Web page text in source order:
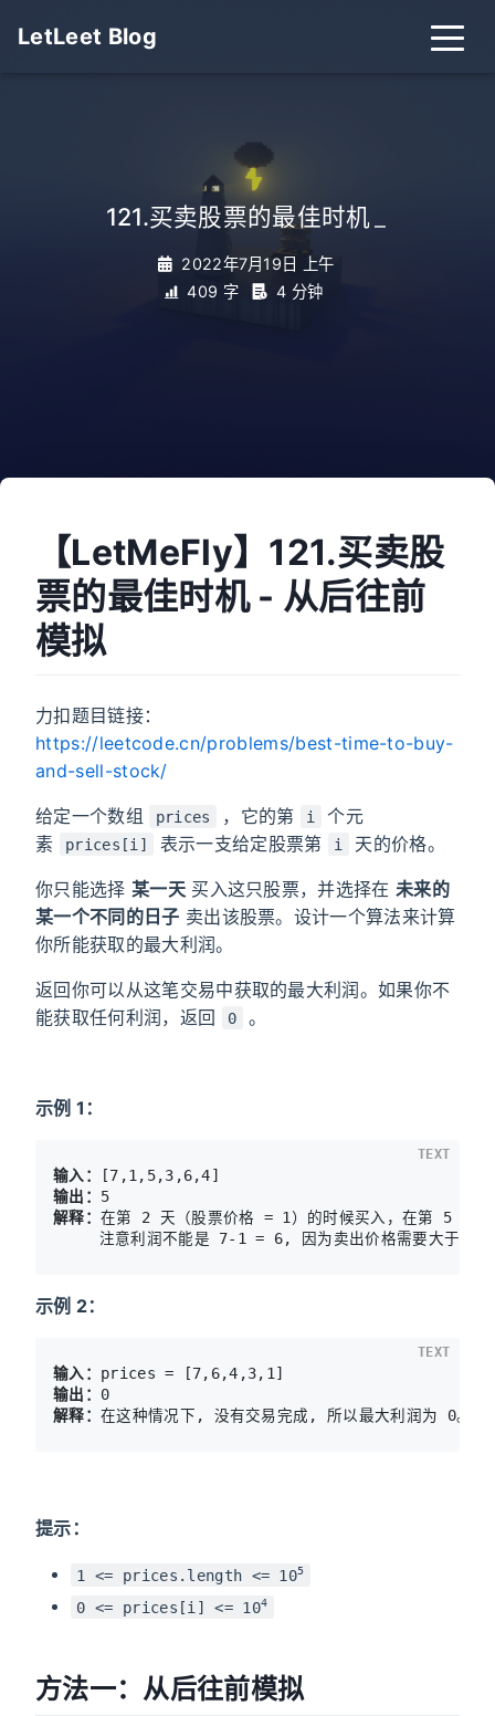
LetLeet Blog
121.买卖股票的最佳时机
2022年7月19日 上午
409 字
4 分钟
【LetMeFly】121.买卖股
票的最佳时机 - 从后往前
模拟
力扣题目链接：
https://leetcode.cn/problems/best-time-to-buy-
and-sell-stock/
给定一个数组 prices ，它的第 i
个元
素
prices[i] 表示一支给定股票第 i 天的价格。
你只能选择 某一天买入这只股票，并选择在 未来的
某一个不同的日子 卖出该股票。设计一个算法来计算
你所能获取的最大利润。
返回你可以从这笔交易中获取的最大利润。如果你不
能获取任何利润，返回
0 。
示例 1：
输入：
输出：
解释： 在第 2 天（股票价格 = 1）的时候买入，在第 5 天
TEXT
示例 2：
输入：
输出：
解释：
TEXT
提示：
1 <= prices.length <= 105
0 <= prices[i] <= 104
方法一：从后往前模拟